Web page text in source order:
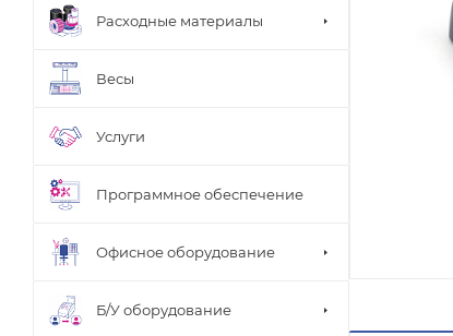
Расходные материалы
Весы
Услуги
Программное обеспечение
Офисное оборудование
Б/У оборудование